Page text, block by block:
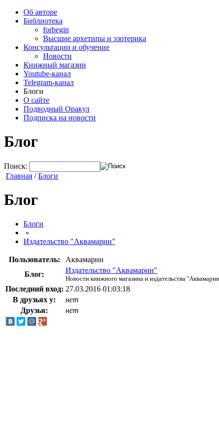
Об авторе
Библиотека
forbegin
Высшие архетипы и эзотерика
Консультации и обучение
Новости
Книжный магазин
Youtube-канал
Telegram-канал
Блоги
О сайте
Подводный Оракул
Подписка на новости
Блог
Поиск:
Главная /Блоги
Блог
Блоги
»
Издательство "Аквамарин"
Пользователь:
Аквамарин
Блог:
Издательство "Аквамарин"
Новости книжного магазина и издательства
Последний вход: 27.03.2016 01:03:18
В друзьях у:
нет
Друзья:
нет